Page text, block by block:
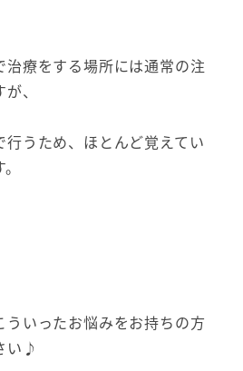
療をする場所には通常の注
が、
うため、 ほとんど覚えてい
ういったお悩みをお持ちの方
い♪